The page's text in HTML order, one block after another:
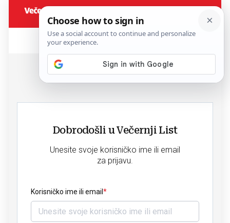
Dobrodošli u Večernji List
Unesite svoje korisničko ime ili email
za prijavu.
Korisničko ime ili email